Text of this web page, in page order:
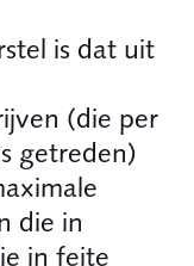
is dat uit
(die per
getreden)
die in
in feite